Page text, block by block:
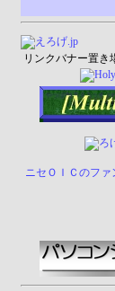
リンクバナー置き
ニセＯＩＣのファ